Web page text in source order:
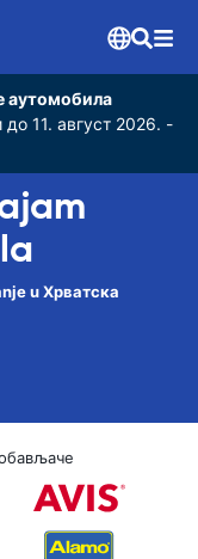
аутомобила
11. август 2026. -
u Хрватска